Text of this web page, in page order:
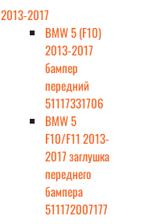
2013-2017
BMW 5 (F10)
2013-2017
бампер
передний
51117331706
BMW 5
F10/F11 2013-
2017 заглушка
переднего
бампера
511172007177